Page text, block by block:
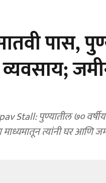
पास,
Stall: पुण्यातील ७०
माध्यमातून त्यांनी घर आणि